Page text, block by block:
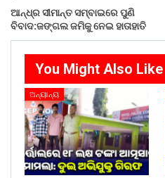
ଆନ୍ଧ୍ର ସୀମାନ୍ତ ସମ୍ବାଇରେ ପୁଣି
ବିବାଦ:ଜଙ୍ଗଲ ଜମିକୁ ନେଇ ହାତାହାତି
You Might Also Like
ଅନ୍ୟାନ୍ୟ